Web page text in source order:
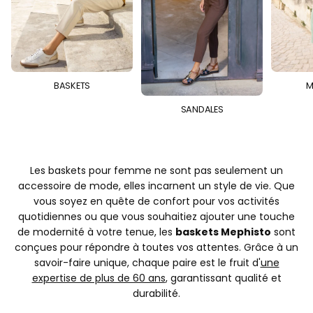
BASKETS
SANDALES
Les baskets pour femme ne sont pas seulement un
accessoire de mode, elles incarnent un style de vie. Que
vous soyez en quête de confort pour vos activités
quotidiennes ou que vous souhaitiez ajouter une touche
de modernité à votre tenue, les baskets Mephisto sont
conçues pour répondre à toutes vos attentes. Grâce à un
savoir-faire unique, chaque paire est le fruit d'une
expertise de plus de 60 ans, garantissant qualité et
durabilité.